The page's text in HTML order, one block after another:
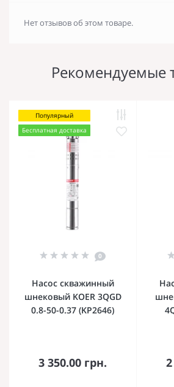
Нет отзывов об этом товаре.
Рекомендуемые
Популярный
Бесплатная доставка
0
Насос скважинный
шнековый KOER 3QGD
0.8-50-0.37 (KP2646)
3 350.00 грн.